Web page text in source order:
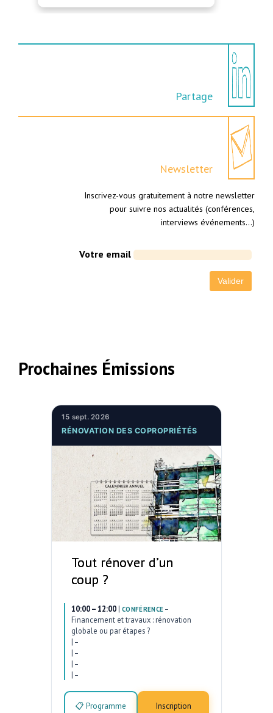
Partage
Newsletter
Inscrivez-vous gratuitement à notre newsletter
pour suivre nos actualités (conférences,
interviews événements…)
Votre email
Prochaines Émissions
15 sept. 2026
RÉNOVATION DES COPROPRIÉTÉS
Tout rénover d’un
coup ?
10:00 – 12:00 | CONFÉRENCE –
Financement et travaux : rénovation
globale ou par étapes ?
| –
| –
| –
| –
📋 Programme Inscription